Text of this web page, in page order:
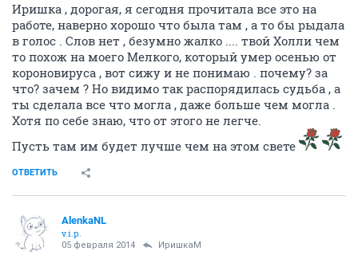
Иришка , дорогая, я сегодня прочитала все это на
работе, наверно хорошо что была там , а то бы рыдала
в голос . Слов нет , безумно жалко .... твой Холли чем
то похож на моего Мелкого, который умер осенью от
короновируса , вот сижу и не понимаю . почему? за
что? зачем ? Но видимо так распорядилась судьба , а
ты сделала все что могла , даже больше чем могла .
Хотя по себе знаю, что от этого не легче.
Пусть там им будет лучше чем на этом свете
ОТВЕТИТЬ
AlenkaNL
v.i.p.
05 февраля 2014 ИришкаМ